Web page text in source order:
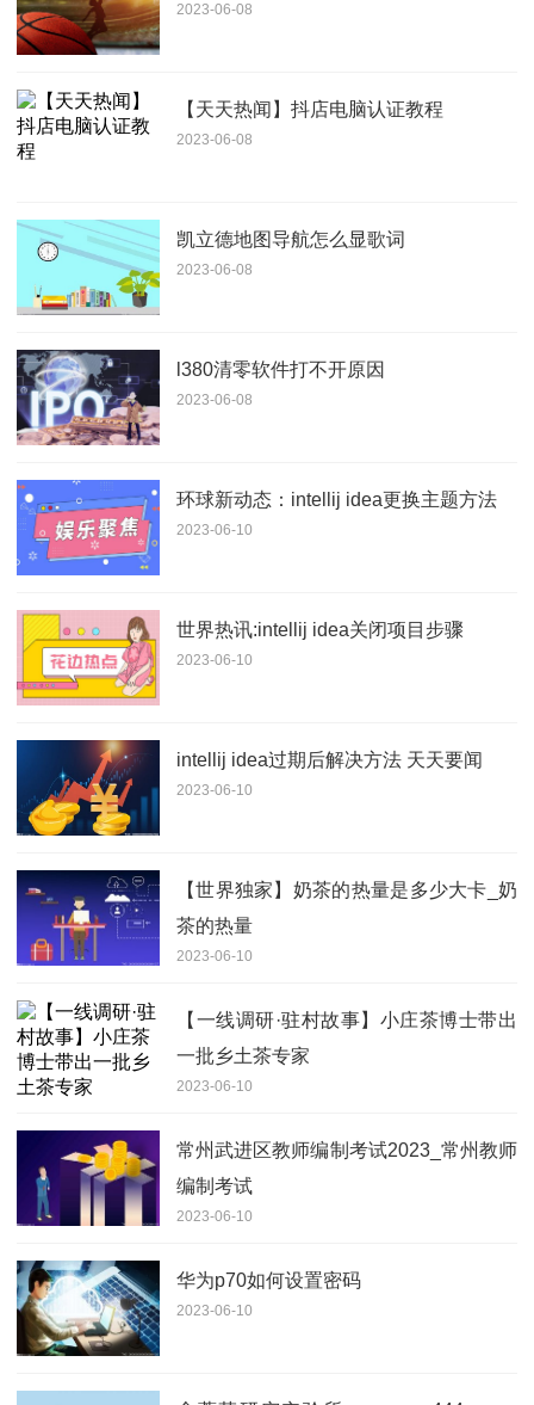
2023-06-08
【天天热闻】抖店电脑认证教程
2023-06-08
凯立德地图导航怎么显歌词
2023-06-08
l380清零软件打不开原因
2023-06-08
环球新动态：intellij idea更换主题方法
2023-06-10
世界热讯:intellij idea关闭项目步骤
2023-06-10
intellij idea过期后解决方法 天天要闻
2023-06-10
【世界独家】奶茶的热量是多少大卡_奶
茶的热量
2023-06-10
【一线调研·驻村故事】小庄茶博士带出
一批乡土茶专家
2023-06-10
常州武进区教师编制考试2023_常州教师
编制考试
2023-06-10
华为p70如何设置密码
2023-06-10